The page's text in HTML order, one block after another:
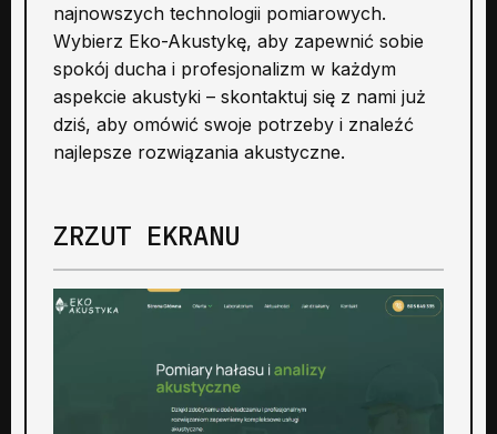
najnowszych technologii pomiarowych.
Wybierz Eko-Akustykę, aby zapewnić sobie
spokój ducha i profesjonalizm w każdym
aspekcie akustyki – skontaktuj się z nami już
dziś, aby omówić swoje potrzeby i znaleźć
najlepsze rozwiązania akustyczne.
ZRZUT EKRANU